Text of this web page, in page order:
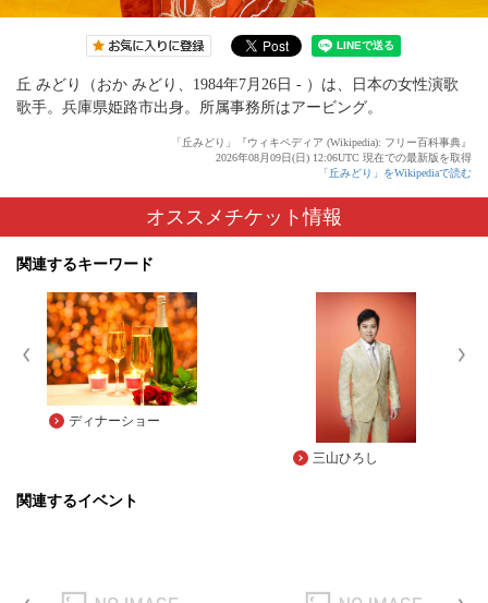
丘 みどり（おか みどり、1984年7月26日 - ）は、日本の女性演歌
歌手。兵庫県姫路市出身。所属事務所はアービング。
「丘みどり」『ウィキペディア (Wikipedia): フリー百科事典』
2026年08月09日(日) 12:06UTC 現在での最新版を取得
「丘みどり」をWikipediaで読む
オススメチケット情報
関連するキーワード
ディナーショー
三山ひろし
関連するイベント